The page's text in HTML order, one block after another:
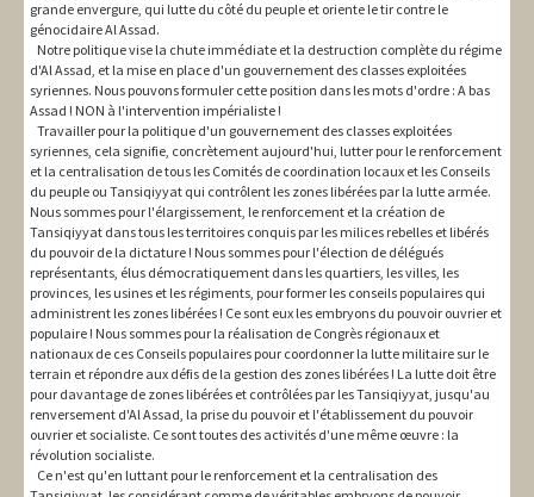
grande envergure, qui lutte du côté du peuple et oriente le tir contre le
génocidaire Al Assad.
Notre politique vise la chute immédiate et la destruction complète du régime
d'Al Assad, et la mise en place d'un gouvernement des classes exploitées
syriennes. Nous pouvons formuler cette position dans les mots d'ordre : A bas
Assad ! NON à l'intervention impérialiste !
Travailler pour la politique d'un gouvernement des classes exploitées
syriennes, cela signifie, concrètement aujourd'hui, lutter pour le renforcement
et la centralisation de tous les Comités de coordination locaux et les Conseils
du peuple ou Tansiqiyyat qui contrôlent les zones libérées par la lutte armée.
Nous sommes pour l'élargissement, le renforcement et la création de
Tansiqiyyat dans tous les territoires conquis par les milices rebelles et libérés
du pouvoir de la dictature ! Nous sommes pour l'élection de délégués
représentants, élus démocratiquement dans les quartiers, les villes, les
provinces, les usines et les régiments, pour former les conseils populaires qui
administrent les zones libérées ! Ce sont eux les embryons du pouvoir ouvrier et
populaire ! Nous sommes pour la réalisation de Congrès régionaux et
nationaux de ces Conseils populaires pour coordonner la lutte militaire sur le
terrain et répondre aux défis de la gestion des zones libérées ! La lutte doit être
pour davantage de zones libérées et contrôlées par les Tansiqiyyat, jusqu'au
renversement d'Al Assad, la prise du pouvoir et l'établissement du pouvoir
ouvrier et socialiste. Ce sont toutes des activités d'une même œuvre : la
révolution socialiste.
Ce n'est qu'en luttant pour le renforcement et la centralisation des